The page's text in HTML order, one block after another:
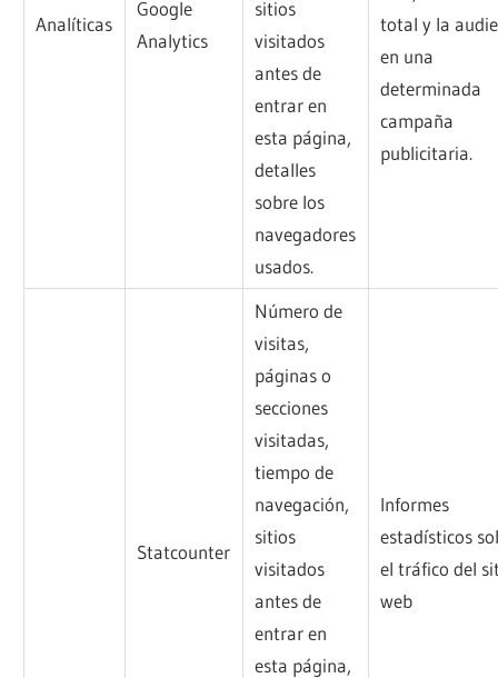
Analíticas
Google
Analytics
sitios
visitados
antes de
entrar en
esta página,
detalles
sobre los
navegadores
usados.
total y la
en una
determinada
campaña
publicitaria.
Statcounter
Número de
visitas,
páginas o
secciones
visitadas,
tiempo de
navegación,
sitios
visitados
antes de
entrar en
esta página,
Informes
estadísticos
el tráfico del
web